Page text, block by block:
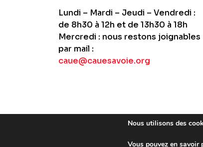
Nous utilisons des
Vous pouvez en
Lundi – Mardi – Jeudi – Vendredi :
de 8h30 à 12h et de 13h30 à 18h
Mercredi : nous restons joignables
par mail :
caue@cauesavoie.org